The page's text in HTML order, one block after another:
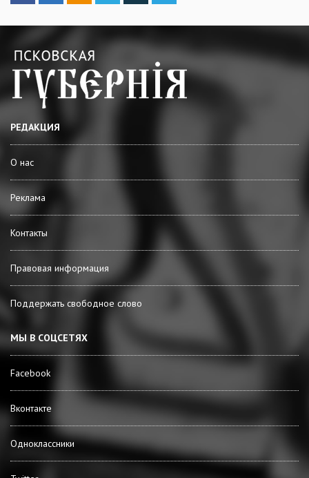
РЕДАКЦИЯ
О нас
Реклама
Контакты
Правовая информация
Поддержать свободное слово
МЫ В СОЦСЕТЯХ
Facebook
Вконтакте
Одноклассники